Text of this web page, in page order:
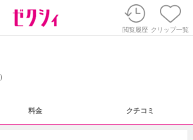
閲覧履歴 クリップ一覧
)
料金 クチコミ